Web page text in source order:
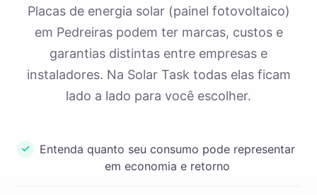
Placas de energia solar (painel fotovoltaico)
em Pedreiras podem ter marcas, custos e
garantias distintas entre empresas e
instaladores. Na Solar Task todas elas ficam
lado a lado para você escolher.
Entenda quanto seu consumo pode representar
em economia e retorno